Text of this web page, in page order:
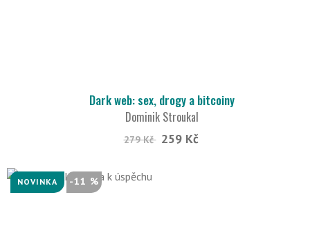
Dark web: sex, drogy a bitcoiny
Dominik Stroukal
279 Kč 259 Kč
NOVINKA -11 %